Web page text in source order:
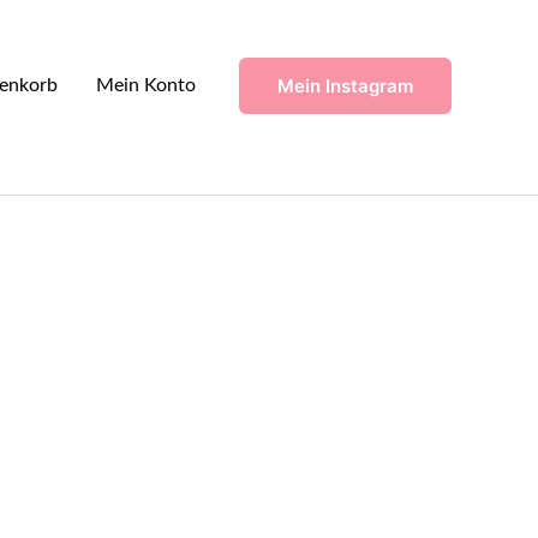
Mein Konto Mein Instagram